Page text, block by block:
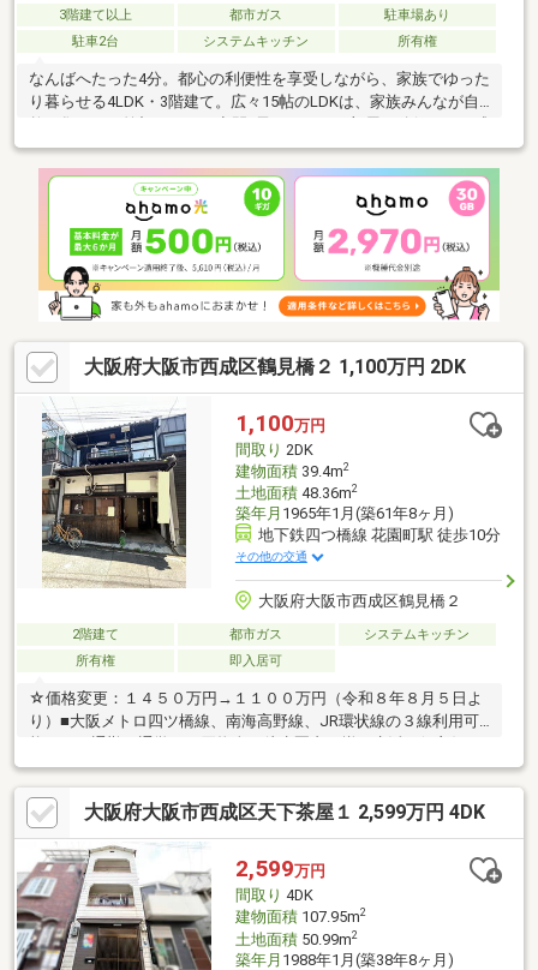
3階建て以上 都市ガス
駐車場あり
駐車2台
システムキッチン 所有権
なんばへたった4分。都心の利便性を享受しながら、家族でゆった
り暮らせる4LDK・3階建て。広々15帖のLDKは、家族みんなが自
長に合わせた暮らしが叶います。橘小学校まで徒歩わずか3分、天
下茶屋中学校まで徒歩４分の安心して子育てできる環境も魅力。2
路線利用可能で通勤・お出かけもスムーズ。駐車場は2台分確保済
みで、週末のファミリーお出かけも快適です☆大阪の中心地に近
いのに、わが家ではゆったりと。そんな「都心×ゆとり」を同時に
叶えた、ファミリーのための理想の一邸です。
大阪府大阪市西成区鶴見橋２ 1,100万円 2DK
1,100万円
間取り 2DK
建物面積39.4m2
土地面積48.36m2
築年月 1965年1月(築61年8ヶ月)
地下鉄四つ橋線 花園町駅 徒歩10分
その他の交通
大阪府大阪市西成区鶴見橋２
2階建て 都市ガス
システムキッチン
所有権
即入居可
☆価格変更：１４５０万円→１１００万円（令和８年８月５日よ
り）■大阪メトロ四ツ橋線、南海高野線、JR環状線の３線利用可
立地です■１階の店舗部分では多彩な利用と共に素敵な生活
を！ 現在は１階を事務所として使用されています。■最初の持
ち家や収益物件にも適しています。■ワイドなバルコニーやレト
ロ感漂う外観が魅力です。■内覧希望のお客様はお気軽に内覧予
約をお願いします。 （お問い合わせ）富士ホームサービス株式
会社 日本橋支店 ０６－４３９６－７０００ ０８０－５
５９３－８００８ 担当：福田（フクダ）まで。
大阪府大阪市西成区天下茶屋１ 2,599万円 4DK
2,599万円
間取り 4DK
建物面積107.95m2
土地面積50.99m2
築年月 1988年1月(築38年8ヶ月)